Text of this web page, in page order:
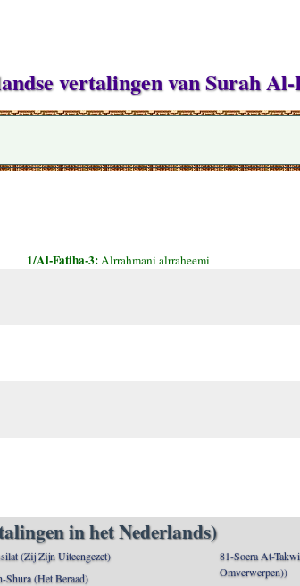
vertalingen van Surah
1/Al-Fatiha-3:Alrrahmani alrraheemi
in het Nederlands)
(Zij Zijn Uiteengezet)
Shura (Het Beraad)
81-Soera At-
Omverwerpen))